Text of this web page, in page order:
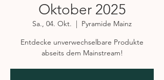
Oktober 2025
Sa., 04. Okt.
  |
Pyramide Mainz
Entdecke unverwechselbare Produkte
abseits dem Mainstream!